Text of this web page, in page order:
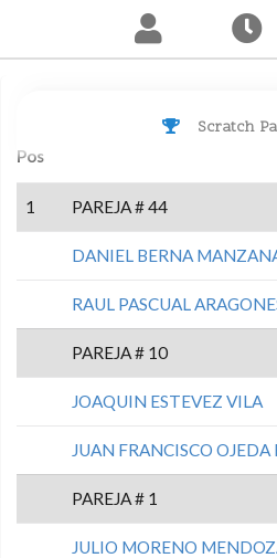
Scratch
Pos
1 PAREJA # 44
DANIEL BERNA
RAUL PASCUAL
PAREJA # 10
JOAQUIN ESTEVEZ VILA
JUAN FRANCISCO OJEDA
PAREJA # 1
JULIO MORENO